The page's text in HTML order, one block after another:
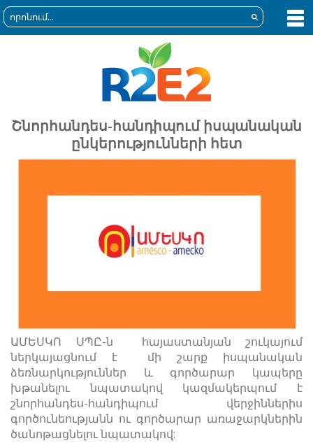
Շնորհանդես-հանդիպում իսպանական
ընկերությունների հետ
ԱՄԵՍԿՈ ՍՊԸ-ն հայաստանյան շուկայում
ներկայացնում է մի շարք իսպանական
ձեռնարկություններ և գործարար կապերը
խթանելու նպատակով կազմակերպում է
շնորհանդես-հանդիպում վերջիններիս
գործունեությանն ու գործարար առաջարկներին
ծանոթացնելու նպատակով: